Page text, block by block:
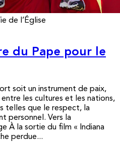
de l’Église
du Pape pour le
soit un instrument de paix,
les cultures et les nations,
telles que le respect, la
personnel. Vers la
À la sortie du film « Indiana
perdue...